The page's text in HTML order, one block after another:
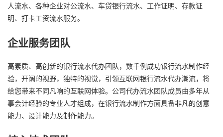
人流水、各种企业对公流水、车贷银行流水、工作证明、存款证
明、打卡工资流水服务。
企业服务团队
高素质、高创新的银行流水代办团队，数千例成功银行流水制作经
验，开阔的视野，独特的视觉，引领互联网银行流水代办潮流，将
给您带来不同凡响的互联网体验。公司代办流水团队成员由多年从
事会计经验的专业人才组成，在银行流水制作方面具备非凡的创意
能力、设计能力及制作能力。